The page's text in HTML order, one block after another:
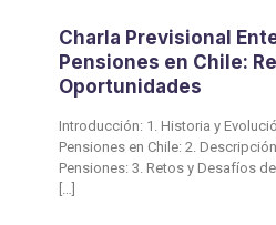
Charla Previsional
Pensiones en Chile:
Oportunidades
Introducción: 1. Historia y
Pensiones en Chile: 2.
Pensiones: 3. Retos y Desafíos